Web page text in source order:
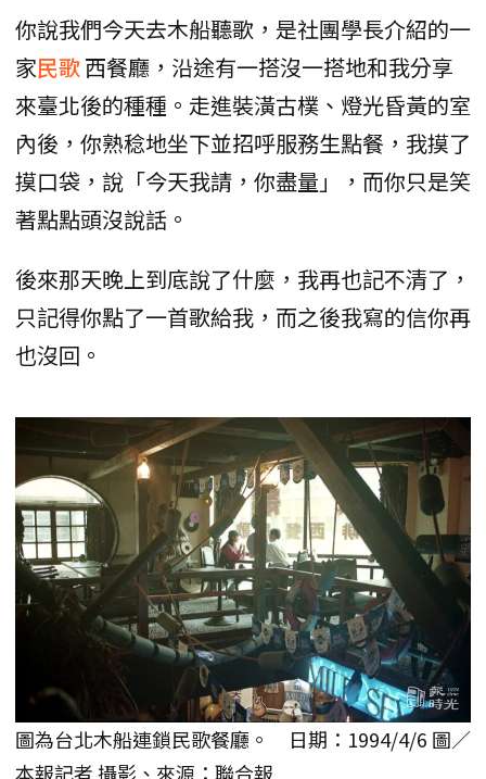
你說我們今天去木船聽歌，是社團學長介紹的一
家民歌西餐廳，沿途有一搭沒一搭地和我分享
來臺北後的種種。走進裝潢古樸、燈光昏黃的室
內後，你熟稔地坐下並招呼服務生點餐，我摸了
摸口袋，說「今天我請，你盡量」，而你只是笑
著點點頭沒說話。
後來那天晚上到底說了什麼，我再也記不清了，
只記得你點了一首歌給我，而之後我寫的信你再
也沒回。
圖為台北木船連鎖民歌餐廳。 日期：1994/4/6 圖／
本報記者 攝影、來源：聯合報